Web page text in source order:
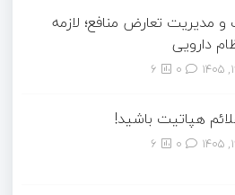
مدیریت تعارض منافع؛ لازمه
دارویی
6
هپاتیت باشید!
6